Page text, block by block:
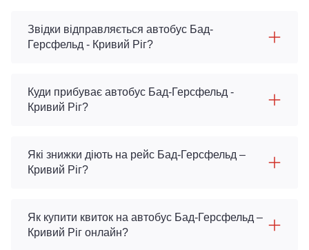
Звідки відправляється автобус Бад-
Герсфельд - Кривий Ріг?
Куди прибуває автобус Бад-Герсфельд -
Кривий Ріг?
Які знижки діють на рейс Бад-Герсфельд –
Кривий Ріг?
Як купити квиток на автобус Бад-Герсфельд –
Кривий Ріг онлайн?